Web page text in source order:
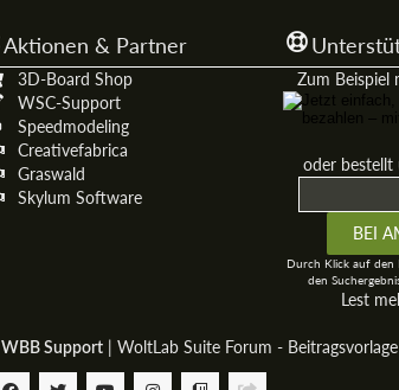
Aktionen & Partner
3D-Board Shop
WSC-Support
Speedmodeling
Creativefabrica
Graswald
Skylum Software
Zum Beispiel
oder bestellt
Durch Klick auf den
den
Lest
WBB Support| WoltLab Suite Forum -